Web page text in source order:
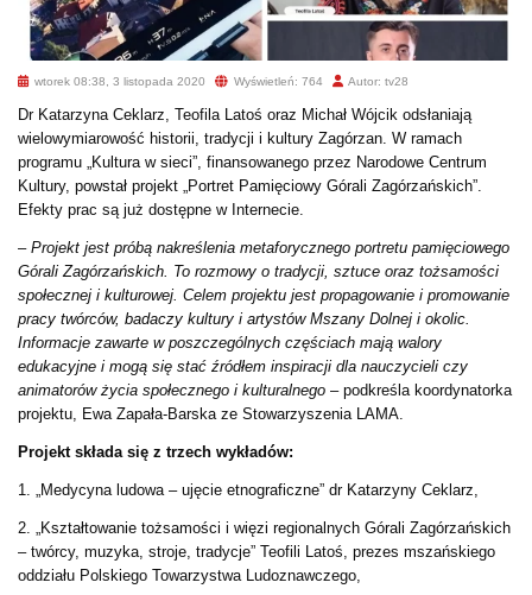
wtorek 08:38, 3 listopada 2020 Wyświetleń: 764 Autor: tv28
Dr Katarzyna Ceklarz, Teofila Latoś oraz Michał Wójcik odsłaniają
wielowymiarowość historii, tradycji i kultury Zagórzan. W ramach
programu „Kultura w sieci”, finansowanego przez Narodowe Centrum
Kultury, powstał projekt „Portret Pamięciowy Górali Zagórzańskich”.
Efekty prac są już dostępne w Internecie.
– Projekt jest próbą nakreślenia metaforycznego portretu pamięciowego
Górali Zagórzańskich. To rozmowy o tradycji, sztuce oraz tożsamości
społecznej i kulturowej. Celem projektu jest propagowanie i promowanie
pracy twórców, badaczy kultury i artystów Mszany Dolnej i okolic.
Informacje zawarte w poszczególnych częściach mają walory
edukacyjne i mogą się stać źródłem inspiracji dla nauczycieli czy
animatorów życia społecznego i kulturalnego – podkreśla koordynatorka
projektu, Ewa Zapała-Barska ze Stowarzyszenia LAMA.
Projekt składa się z trzech wykładów:
1. „Medycyna ludowa – ujęcie etnograficzne” dr Katarzyny Ceklarz,
2. „Kształtowanie tożsamości i więzi regionalnych Górali Zagórzańskich
– twórcy, muzyka, stroje, tradycje” Teofili Latoś, prezes mszańskiego
oddziału Polskiego Towarzystwa Ludoznawczego,